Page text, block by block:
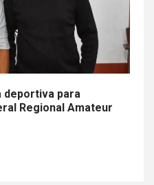
deportiva para
Regional Amateur